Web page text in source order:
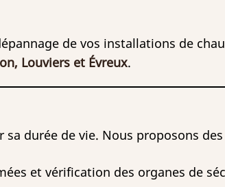
de vos installations de
Louviers et Évreux.
durée de vie. Nous proposons
et vérification des organes de